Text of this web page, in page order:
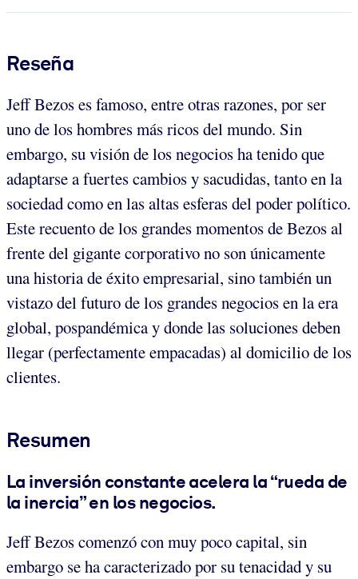
Reseña
Jeff Bezos es famoso, entre otras razones, por ser
uno de los hombres más ricos del mundo. Sin
embargo, su visión de los negocios ha tenido que
adaptarse a fuertes cambios y sacudidas, tanto en la
sociedad como en las altas esferas del poder político.
Este recuento de los grandes momentos de Bezos al
frente del gigante corporativo no son únicamente
una historia de éxito empresarial, sino también un
vistazo del futuro de los grandes negocios en la era
global, pospandémica y donde las soluciones deben
llegar (perfectamente empacadas) al domicilio de los
clientes.
Resumen
La inversión constante acelera la “rueda de
la inercia” en los negocios.
Jeff Bezos comenzó con muy poco capital, sin
embargo se ha caracterizado por su tenacidad y su